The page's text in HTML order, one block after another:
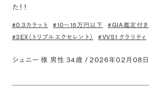
た！！
#0.3カラット #10〜15万円以下
#GIA鑑定付き
#3EX（トリプルエクセレント）
#VVS1 クラリティ
シュニー 様 男性 34歳 / 2026年02月08